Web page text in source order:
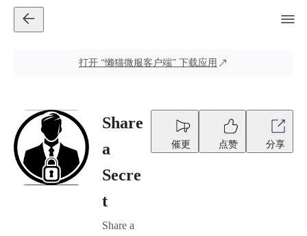
打开 “懒猫微服客户端” 下载应用
Share
a
Secre
t
Share a
催更 点赞 分享